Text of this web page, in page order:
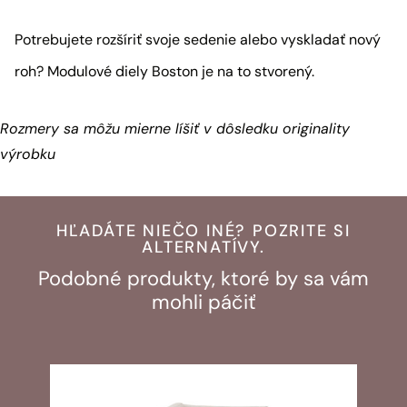
Potrebujete rozšíriť svoje sedenie alebo vyskladať nový
roh? Modulové diely Boston je na to stvorený.
Rozmery sa môžu mierne líšiť v dôsledku originality
výrobku
HĽADÁTE NIEČO INÉ? POZRITE SI
ALTERNATÍVY.
Podobné produkty, ktoré by sa vám
mohli páčiť